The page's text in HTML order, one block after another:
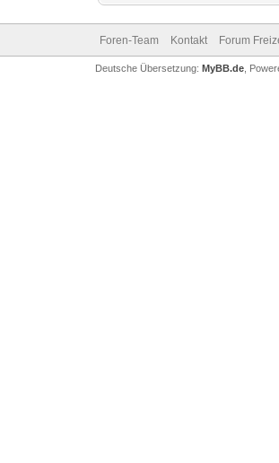
Foren-Team Kontakt Forum
Deutsche Übersetzung: MyBB.de,